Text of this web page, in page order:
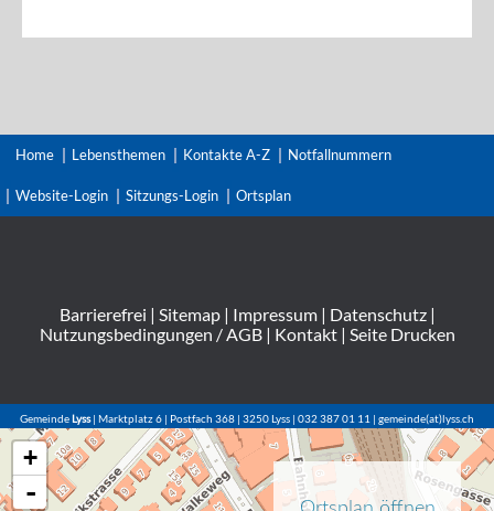
Home Lebensthemen Kontakte A-Z Notfallnummern
Website-Login Sitzungs-Login Ortsplan
Barrierefrei | Sitemap| Impressum| Datenschutz|
Nutzungsbedingungen / AGB| Kontakt| Seite Drucken
GemeindeLyss| Marktplatz 6 | Postfach 368 | 3250 Lyss | 032 387 01 11 | gemeinde(at)lyss.ch